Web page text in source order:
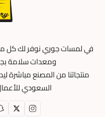
في لمسات جوري نوفر لك كل ما
ومعدات سلامة
منتجاتنا من المصنع مباشرة
السعودي للأعمال برقم